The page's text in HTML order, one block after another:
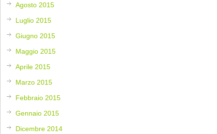
Agosto 2015
Luglio 2015
Giugno 2015
Maggio 2015
Aprile 2015
Marzo 2015
Febbraio 2015
Gennaio 2015
Dicembre 2014